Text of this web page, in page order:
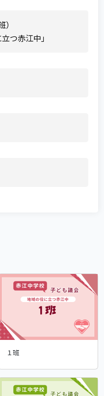
つ赤江中」
１班